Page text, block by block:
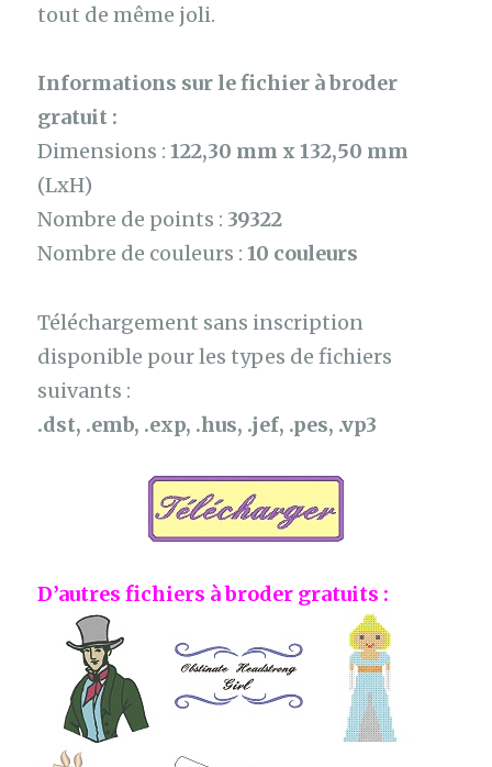
tout de même joli.
Informations sur le fichier à broder
gratuit :
Dimensions :122,30 mm x 132,50 mm
(LxH)
Nombre de points : 39322
Nombre de couleurs :10 couleurs
Téléchargement sans inscription
disponible pour les types de fichiers
suivants :
.dst, .emb, .exp, .hus, .jef, .pes, .vp3
D’autres fichiers à broder gratuits :